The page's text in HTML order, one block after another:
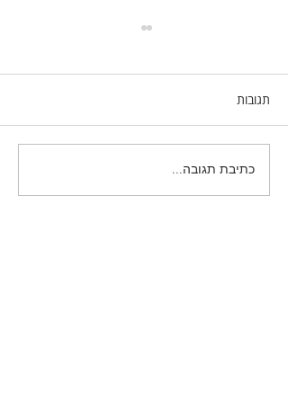
קונסולות נפתחות לשולחן אוכל
– יצרנים מובילים בעולם ואיפה
תגובות
כתיבת תגובה...